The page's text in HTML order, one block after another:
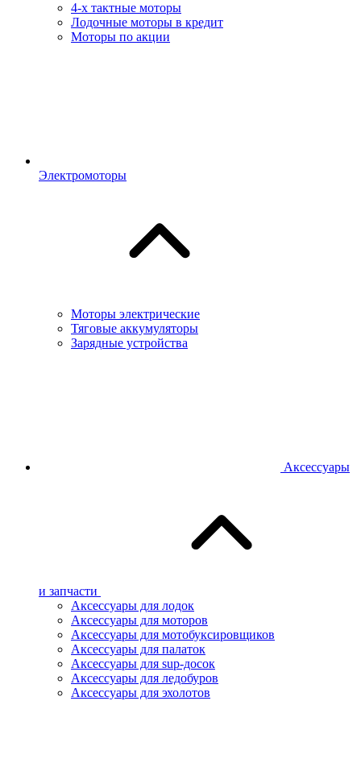
4-х тактные моторы
Лодочные моторы в кредит
Моторы по акции
Электромоторы
Моторы электрические
Тяговые аккумуляторы
Зарядные устройства
Аксессуары
и запчасти
Аксессуары для лодок
Аксессуары для моторов
Аксессуары для мотобуксировщиков
Аксессуары для палаток
Аксессуары для sup-досок
Аксессуары для ледобуров
Аксессуары для эхолотов